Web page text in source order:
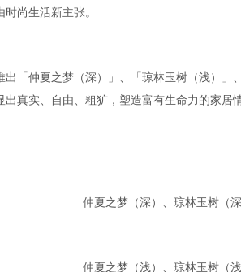
尚生活新主张。
出「仲夏之梦（深）」、「琼林玉树（浅）
真实、自由、粗犷，塑造富有生命力的家居
仲夏之梦（深）、琼林玉树（
仲夏之梦（浅）、琼林玉树（